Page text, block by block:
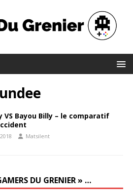
VS Bayou Billy – le comparatif
Matsilent
DU GRENIER » …